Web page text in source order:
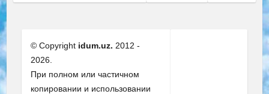
© Copyright idum.uz. 2012 -
2026.
При полном или частичном
копировании и использовании